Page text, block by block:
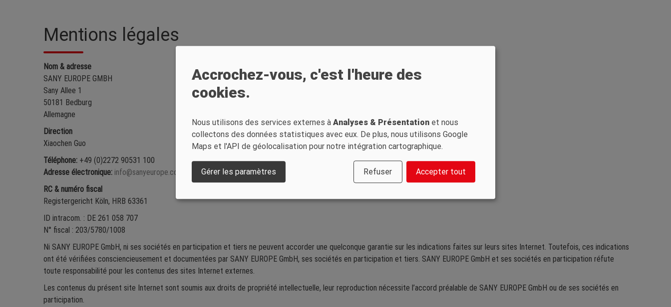
Mentions légales
Nom & adresse
SANY EUROPE GMBH
Sany Allee 1
50181 Bedburg
Allemagne
Direction
Xiaochen Guo
Téléphone: +49 (0)2272 90531 100
Adresse électronique: info@sanyeurope.com
RC & numéro fiscal
Registergericht Köln, HRB 63361
ID intracom. : DE 261 058 707
N° fiscal : 203/5780/1008
Ni SANY EUROPE GmbH, ni ses sociétés en participation et tiers ne peuvent accorder une quelconque garantie sur les indications faites sur leurs sites Internet. Toutefois, ces indications
ont été vérifiées consciencieusement et documentées par SANY EUROPE GmbH, ses sociétés en participation et tiers. SANY EUROPE GmbH et ses sociétés en participation réfute
toute responsabilité pour les contenus des sites Internet externes.
Les contenus du présent site Internet sont soumis aux droits de propriété intellectuelle, leur reproduction nécessite l’accord préalable de SANY EUROPE GmbH ou de ses sociétés en
participation.
Accrochez-vous, c'est l'heure des
cookies.
Nous utilisons des services externes à Analyses & Présentation et nous
collectons des données statistiques avec eux. De plus, nous utilisons Google
Maps et l'API de géolocalisation pour notre intégration cartographique.
Gérer les paramètres Refuser Accepter tout